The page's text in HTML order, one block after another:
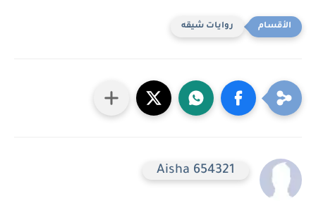
روايات شيقه
Aisha 654321